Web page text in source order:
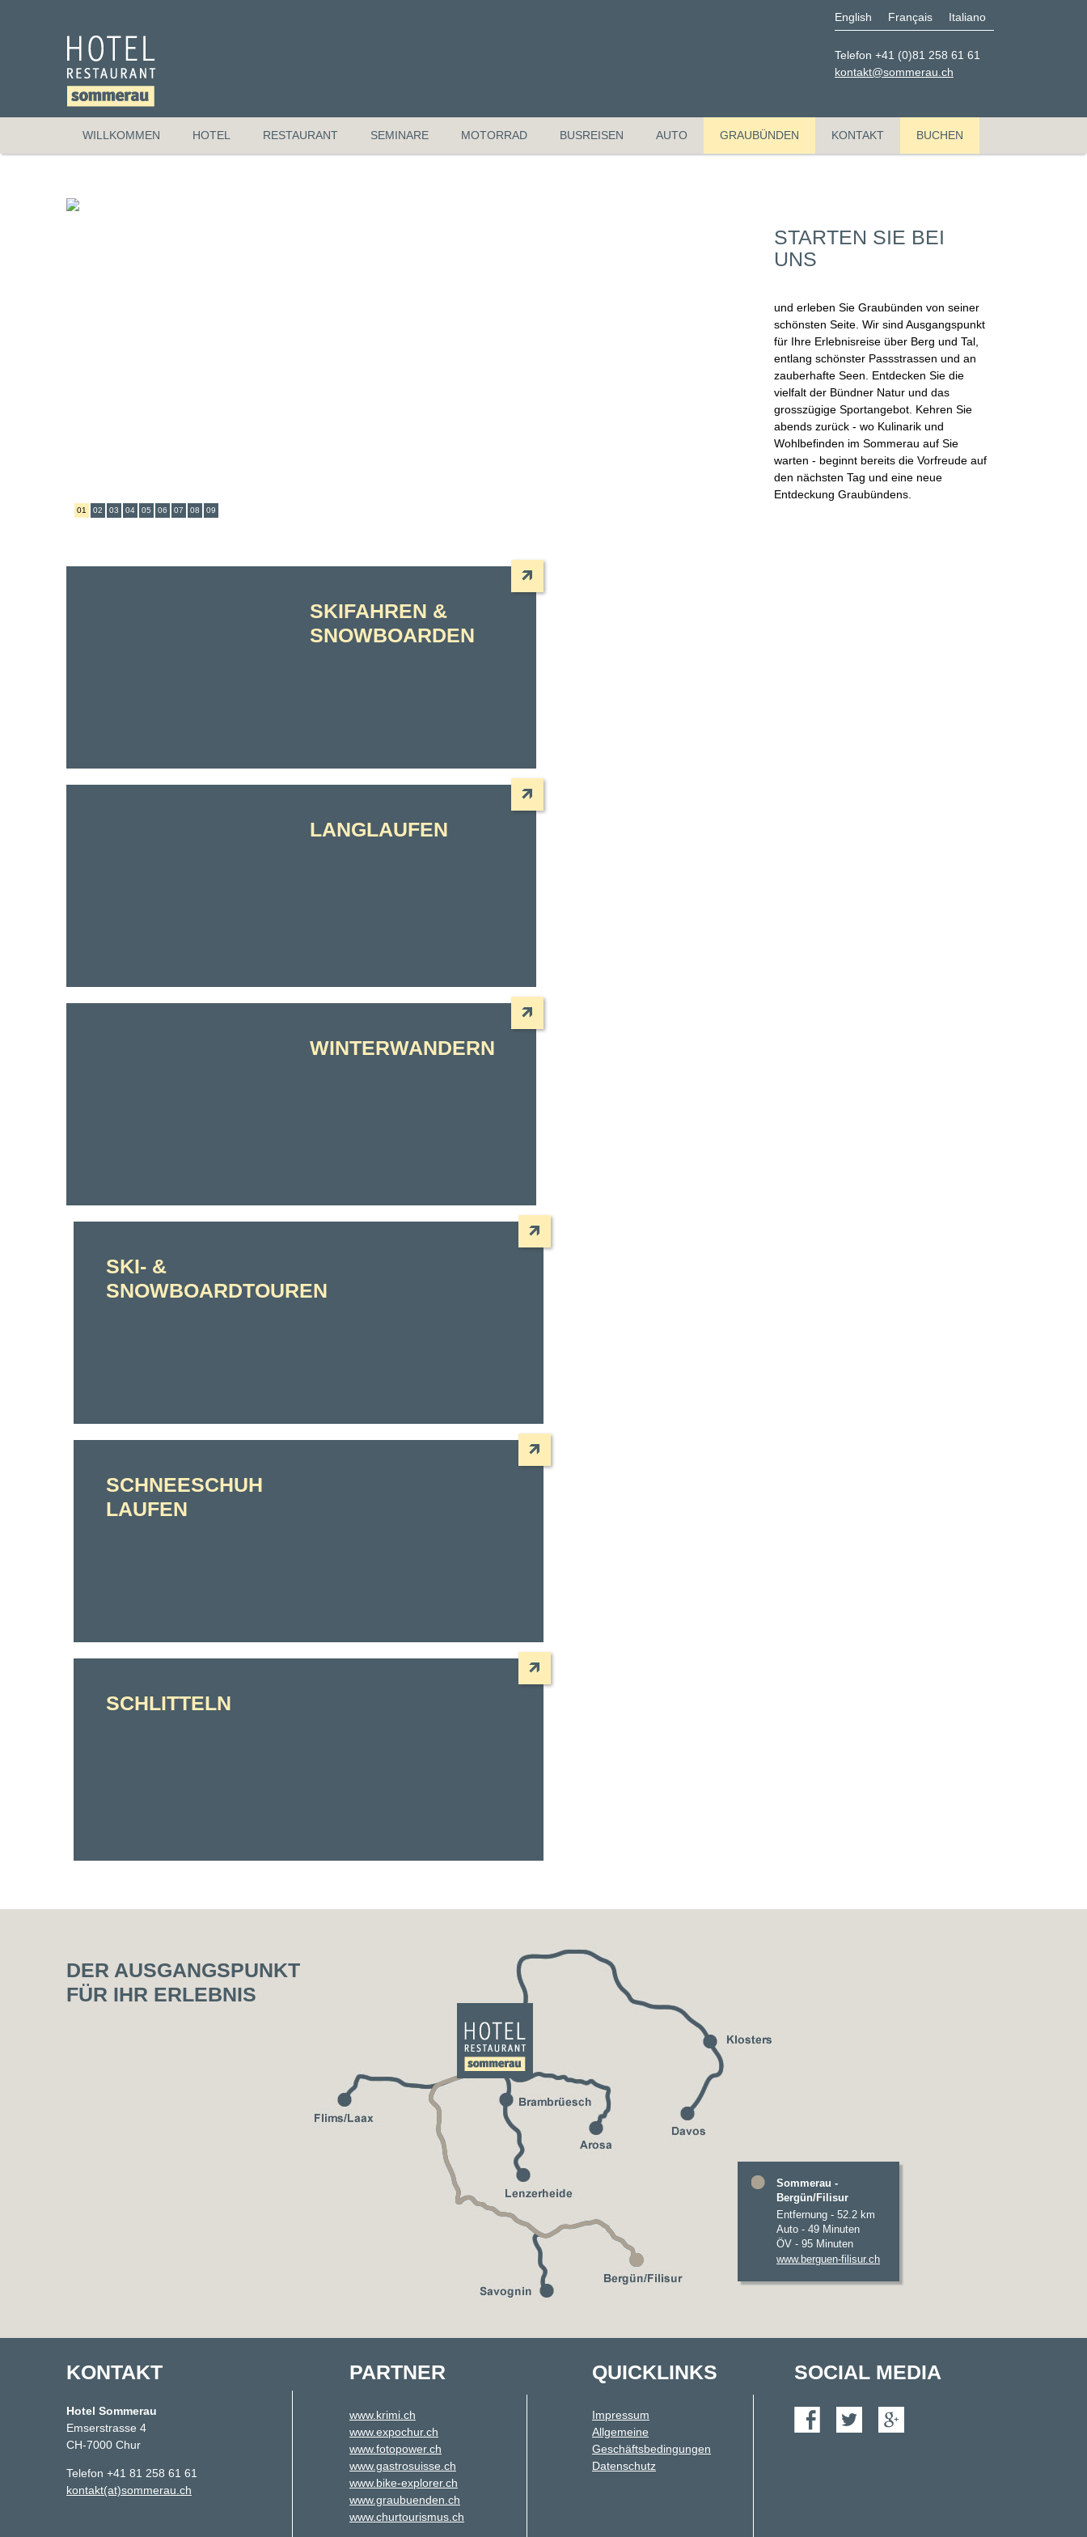
English Français Italiano
Telefon +41 (0)81 258 61 61
kontakt@sommerau.ch
WILLKOMMEN HOTEL RESTAURANT SEMINARE MOTORRAD BUSREISEN AUTO GRAUBÜNDEN KONTAKT BUCHEN
STARTEN SIE BEI
UNS
und erleben Sie Graubünden von seiner
schönsten Seite. Wir sind Ausgangspunkt
für Ihre Erlebnisreise über Berg und Tal,
entlang schönster Passstrassen und an
zauberhafte Seen. Entdecken Sie die
vielfalt der Bündner Natur und das
grosszügige Sportangebot. Kehren Sie
abends zurück - wo Kulinarik und
Wohlbefinden im Sommerau auf Sie
warten - beginnt bereits die Vorfreude auf
den nächsten Tag und eine neue
Entdeckung Graubündens.
01 02 03 04 05 06 07 08 09
SKIFAHREN &
SNOWBOARDEN
LANGLAUFEN
WINTERWANDERN
SKI- &
SNOWBOARDTOUREN
SCHNEESCHUH
LAUFEN
SCHLITTELN
DER AUSGANGSPUNKT
FÜR IHR ERLEBNIS
Sommerau -
Bergün/Filisur
Entfernung - 52.2 km
Auto - 49 Minuten
ÖV - 95 Minuten
www.berguen-filisur.ch
KONTAKT
Hotel Sommerau
Emserstrasse 4
CH-7000 Chur
Telefon +41 81 258 61 61
kontakt(at)sommerau.ch
PARTNER
www.krimi.ch
www.expochur.ch
www.fotopower.ch
www.gastrosuisse.ch
www.bike-explorer.ch
www.graubuenden.ch
www.churtourismus.ch
QUICKLINKS
Impressum
Allgemeine
Geschäftsbedingungen
Datenschutz
SOCIAL MEDIA